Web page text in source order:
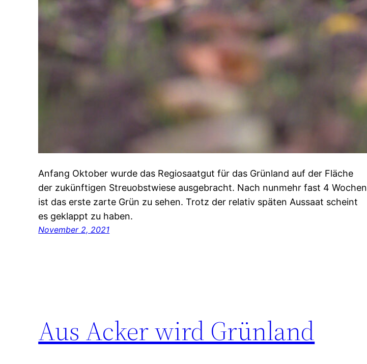
Anfang Oktober wurde das Regiosaatgut für das Grünland auf der Fläche
der zukünftigen Streuobstwiese ausgebracht. Nach nunmehr fast 4 Wochen
ist das erste zarte Grün zu sehen. Trotz der relativ späten Aussaat scheint
es geklappt zu haben.
November 2, 2021
Aus Acker wird Grünland